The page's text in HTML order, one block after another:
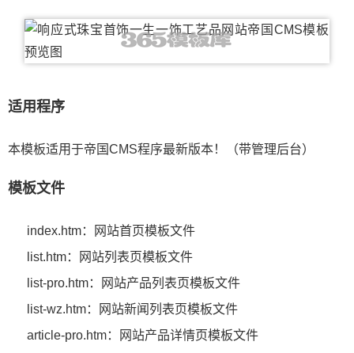
适用程序
本模板适用于帝国CMS程序最新版本！（带管理后台）
模板文件
index.htm：网站首页模板文件
list.htm：网站列表页模板文件
list-pro.htm：网站产品列表页模板文件
list-wz.htm：网站新闻列表页模板文件
article-pro.htm：网站产品详情页模板文件